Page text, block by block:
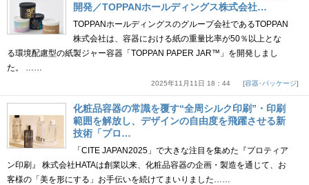
開発／TOPPANホールディングス株式会社…
TOPPANホールディングスのグループ会社であるTOPPAN
株式会社は、容器における紙の重量比率が50％以上とな
る環境配慮型の紙製ジャー容器「TOPPAN PAPER JAR™」を開発しまし
た。 ……
2025年11月11日 18：44 容器･パッケージ
化粧品容器の常識を覆す“全周シルク印刷”・印刷
範囲を解放し、デザインの自由度を飛躍させる新
技術「プロ…
「CITE JAPAN2025」で大きな注目を集めた『プロティア
ン印刷』 株式会社HATAは創業以来、化粧品容器の企画・製造を通じて、お
客様の「美を形にする」お手伝いを続けてまいりました……